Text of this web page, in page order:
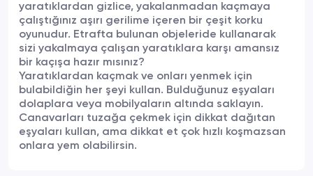
yaratıklardan gizlice, yakalanmadan kaçmaya
çalıştığınız aşırı gerilime içeren bir çeşit korku
oyunudur. Etrafta bulunan objeleride kullanarak
sizi yakalmaya çalışan yaratıklara karşı amansız
bir kaçışa hazır mısınız?
Yaratıklardan kaçmak ve onları yenmek için
bulabildiğin her şeyi kullan. Bulduğunuz eşyaları
dolaplara veya mobilyaların altında saklayın.
Canavarları tuzağa çekmek için dikkat dağıtan
eşyaları kullan, ama dikkat et çok hızlı koşmazsan
onlara yem olabilirsin.